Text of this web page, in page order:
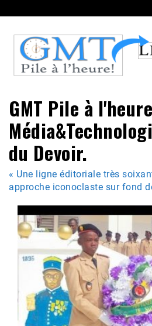
to
content
GMT Pile à
du Devoir.
« Une ligne éditoriale très
approche iconoclaste sur fond